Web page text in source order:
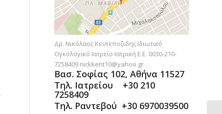
Δρ. Νικόλαος Κεντεποζιδης Ιδιωτικό
Ογκολογικό Ιατρείο Ιατρική Ε.Ε. 0030-210-
7258409 nickkent10@yahoo.gr
Βασ. Σοφίας 102, Αθήνα 11527
Τηλ. Ιατρείου +30 210
7258409
Τηλ. Ραντεβού +30 6970039500